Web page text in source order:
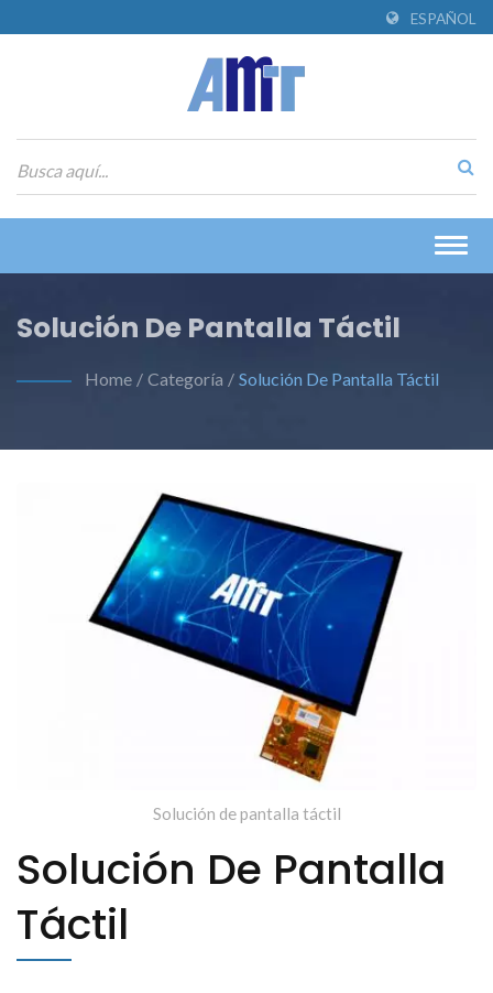
ESPAÑOL
Solución De Pantalla Táctil
Home / Categoría / Solución De Pantalla Táctil
Solución de pantalla táctil
Solución De Pantalla
Táctil